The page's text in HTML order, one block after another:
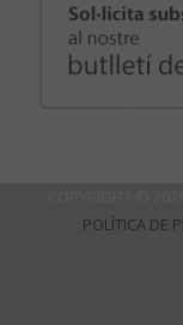
POLÍTICA DE